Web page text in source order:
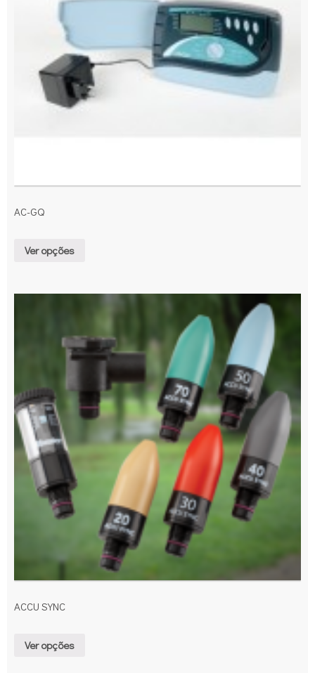
AC-GQ
Ver opções
ACCU SYNC
Ver opções